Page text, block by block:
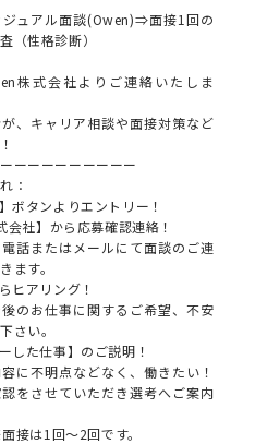
ュアル面談(Owen)⇒面接1回の
（性格診断）
株式会社よりご連絡いたしま
、キャリア相談や面接対策など
ーーーーーーーーー
：
ボタンよりエントリー！
会社】から応募確認連絡！
話またはメールにて面談のご連
ます。
ヒアリング！
のお仕事に関するご希望、不安
さい。
した仕事】のご説明！
に不明点などなく、働きたい！
をさせていただき選考へご案内
接は1回～2回です。